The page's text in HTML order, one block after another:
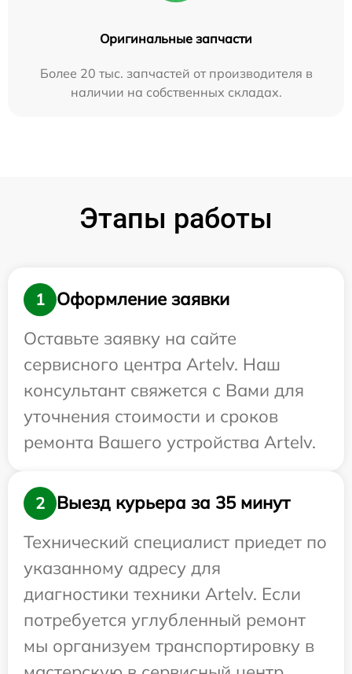
Оригинальные запчасти
Более 20 тыс. запчастей от производителя в
наличии на собственных складах.
Этапы работы
1
Оформление заявки
Оставьте заявку на сайте
сервисного центра Artelv. Наш
консультант свяжется с Вами для
уточнения стоимости и сроков
ремонта Вашего устройства Artelv.
2
Выезд курьера за 35 минут
Технический специалист приедет по
указанному адресу для
диагностики техники Artelv. Если
потребуется углубленный ремонт
мы организуем транспортировку в